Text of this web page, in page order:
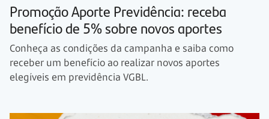
Promoção Aporte Previdência: receba
benefício de 5% sobre novos aportes
Conheça as condições da campanha e saiba como
receber um benefício ao realizar novos aportes
elegíveis em previdência VGBL.